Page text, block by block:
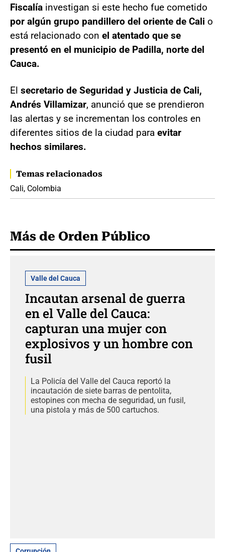
Fiscalía investigan si este hecho fue cometido
por algún grupo pandillero del oriente de Cali o
está relacionado con el atentado que se
presentó en el municipio de Padilla, norte del
Cauca.
El secretario de Seguridad y Justicia de Cali,
Andrés Villamizar, anunció que se prendieron
las alertas y se incrementan los controles en
diferentes sitios de la ciudad para evitar
hechos similares.
Temas relacionados
Cali, Colombia
Más de Orden Público
Valle del Cauca
Incautan arsenal de guerra
en el Valle del Cauca:
capturan una mujer con
explosivos y un hombre con
fusil
La Policía del Valle del Cauca reportó la
incautación de siete barras de pentolita,
estopines con mecha de seguridad, un fusil,
una pistola y más de 500 cartuchos.